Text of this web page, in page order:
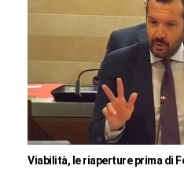
Viabilità, le riaperture prima di